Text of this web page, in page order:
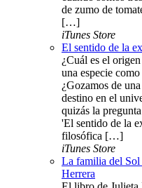
de zumo de
[…]
iTunes Store
El sentido de la
¿Cuál es el
una especie
¿Gozamos de
destino en el
quizás la
'El sentido de la
filosófica […]
iTunes Store
La familia del
Herrera